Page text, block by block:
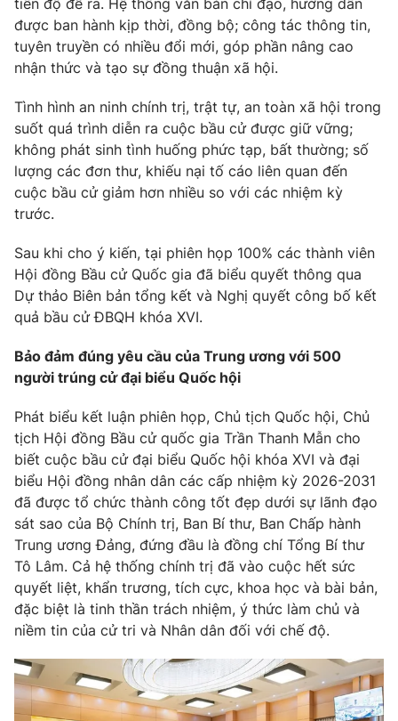
® Cấm sao chép dưới mọi hình thức nếu không có sự chấp
thuận bằng văn bản. Ghi rõ nguồn VTV.vn khi phát hành lại
được ban hành kịp thời, đồng bộ; công tác thông tin,
tuyên truyền có nhiều đổi mới, góp phần nâng cao
nhận thức và tạo sự đồng thuận xã hội.
Tình hình an ninh chính trị, trật tự, an toàn xã hội trong
suốt quá trình diễn ra cuộc bầu cử được giữ vững;
không phát sinh tình huống phức tạp, bất thường; số
lượng các đơn thư, khiếu nại tố cáo liên quan đến
cuộc bầu cử giảm hơn nhiều so với các nhiệm kỳ
trước.
Sau khi cho ý kiến, tại phiên họp 100% các thành viên
Hội đồng Bầu cử Quốc gia đã biểu quyết thông qua
Dự thảo Biên bản tổng kết và Nghị quyết công bố kết
quả bầu cử ĐBQH khóa XVI.
Bảo đảm đúng yêu cầu của Trung ương với 500
người trúng cử đại biểu Quốc hội
Phát biểu kết luận phiên họp, Chủ tịch Quốc hội, Chủ
tịch Hội đồng Bầu cử quốc gia Trần Thanh Mẫn cho
biết cuộc bầu cử đại biểu Quốc hội khóa XVI và đại
biểu Hội đồng nhân dân các cấp nhiệm kỳ 2026-2031
đã được tổ chức thành công tốt đẹp dưới sự lãnh đạo
sát sao của Bộ Chính trị, Ban Bí thư, Ban Chấp hành
Trung ương Đảng, đứng đầu là đồng chí Tổng Bí thư
Tô Lâm. Cả hệ thống chính trị đã vào cuộc hết sức
quyết liệt, khẩn trương, tích cực, khoa học và bài bản,
đặc biệt là tinh thần trách nhiệm, ý thức làm chủ và
niềm tin của cử tri và Nhân dân đối với chế độ.